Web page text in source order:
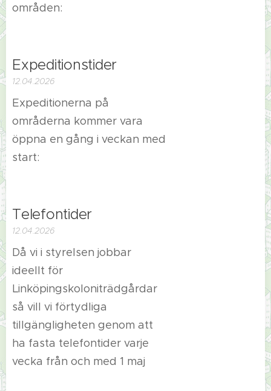
områden:
Expeditionstider
12.04.2026
Expeditionerna på
områderna kommer vara
öppna en gång i veckan med
start:
Telefontider
12.04.2026
Då vi i styrelsen jobbar
ideellt för
Linköpingskoloniträdgårdar
så vill vi förtydliga
tillgängligheten genom att
ha fasta telefontider varje
vecka från och med 1 maj